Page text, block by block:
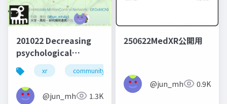
201022 Decreasing
psychological
difficulty of short
presentation by
joining organizing
member of online
xr community design
@jun_mh4g1.3K
250622MedXR公開用
@jun_mh4g0.9K